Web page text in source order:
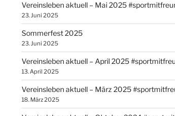
Vereinsleben aktuell – Mai 2025
23. Juni 2025
Sommerfest 2025
23. Juni 2025
Vereinsleben aktuell – April 2025
13. April 2025
Vereinsleben aktuell – März 2025
18. März 2025